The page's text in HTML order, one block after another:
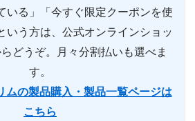
いる」「今すぐ限定クーポンを使
いう方は、公式オンラインショッ
どうぞ。月々分割払いも選べま
す。
ムの製品購入・製品一覧ページは
こちら